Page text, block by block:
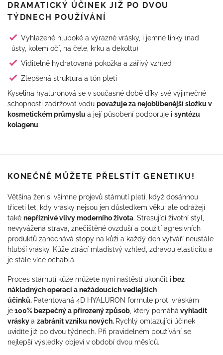
DRAMATICKÝ ÚČINEK JIŽ PO DVOU
TÝDNECH POUŽÍVÁNÍ
Vyhlazené hluboké a výrazné vrásky, i jemné linky (nad
ústy, kolem očí, na čele, krku a dekoltu)
Viditelně hydratovaná pokožka a zářivý vzhled
Zlepšená struktura a tón pleti
Kyselina hyaluronová se v současné době díky své výjimečné
schopnosti zadržovat vodu považuje za nejoblíbenější složku v
kosmetickém průmyslu a její působení podporuje i syntézu
kolagenu.
KONEČNĚ MŮŽETE PŘELSTÍT GENETIKU!
Většina žen si všimne projevů stárnutí pleti, když dosáhnou
třiceti let, kdy vrásky nejsou jen důsledkem věku, ale odrážejí
také nepříznivé vlivy moderního života. Stresující životní styl,
nevyvážená strava, znečištěné ovzduší a použití agresivních
produktů zanechává stopy na kůži a každý den vytváří neustále
hlubší vrásky. Kůže ztrácí mladistvý vzhled, zdravou elasticitu a
je stále více ochablá.
Proces stárnutí kůže můžete nyní naštěstí ukončit i bez
nákladných operací a nežádoucích vedlejších
účinků. Patentovaná 4D HYALURON formule proti vráskám
je100% bezpečný a přirozený způsob , který pomáhá vyhladit
vráskya zabránit vzniku nových. Rychlý omlazující účinek
uvidíte již po dvou týdnech. Při pravidelném používání se
nejlepší výsledky objeví v období dvou měsíců.